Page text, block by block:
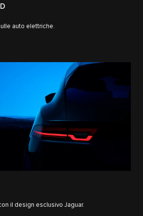
auto elettriche.
il design esclusivo Jaguar.